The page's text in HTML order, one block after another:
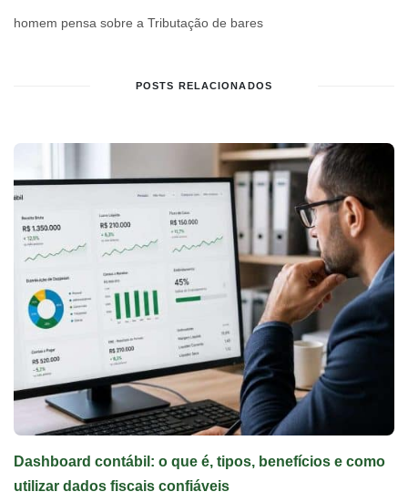
homem pensa sobre a Tributação de bares
POSTS RELACIONADOS
Dashboard contábil: o que é, tipos, benefícios e como
utilizar dados fiscais confiáveis